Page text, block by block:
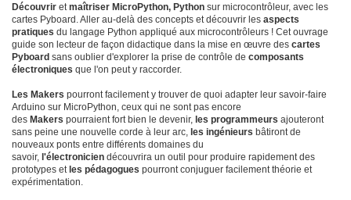
Découvrir et maîtriser MicroPython, Python sur microcontrôleur, avec les
cartes Pyboard. Aller au-delà des concepts et découvrir les aspects
pratiques du langage Python appliqué aux microcontrôleurs ! Cet ouvrage
guide son lecteur de façon didactique dans la mise en œuvre des cartes
Pyboard sans oublier d'explorer la prise de contrôle de composants
électroniques que l'on peut y raccorder.
Les Makers pourront facilement y trouver de quoi adapter leur savoir-faire
Arduino sur MicroPython, ceux qui ne sont pas encore
des Makers pourraient fort bien le devenir, les programmeurs ajouteront
sans peine une nouvelle corde à leur arc, les ingénieurs bâtiront de
nouveaux ponts entre différents domaines du
savoir, l'électronicien découvrira un outil pour produire rapidement des
prototypes et les pédagogues pourront conjuguer facilement théorie et
expérimentation.